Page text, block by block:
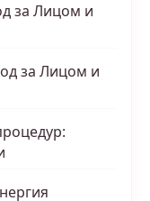
за Лицом и
за Лицом и